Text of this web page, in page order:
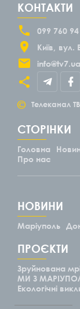
КОНТАКТИ
099 760
Київ
вул.
info@tv7.ua
© Телеканал
СТОРІНКИ
Головна
Про нас
НОВИНИ
Маріуполь
ПРОЄКТИ
Зруйнована
МИ З
Екологічні